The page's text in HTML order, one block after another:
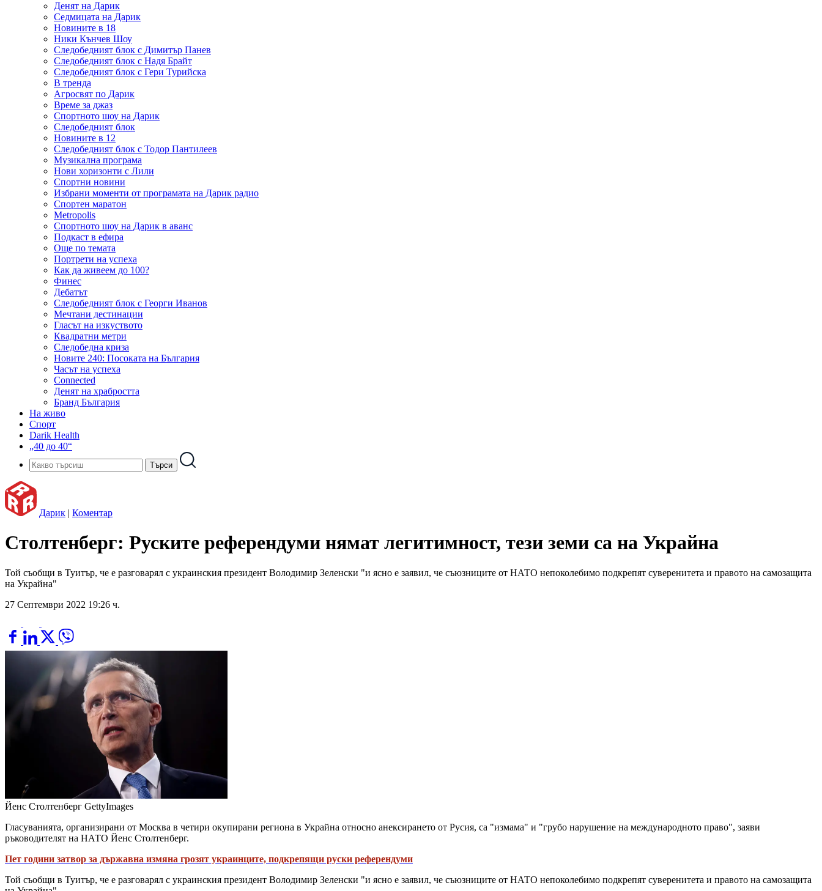
Денят на Дарик
Седмицата на Дарик
Новините в 18
Ники Кънчев Шоу
Следобедният блок с Димитър Панев
Следобедният блок с Надя Брайт
Следобедният блок с Гери Турийска
В тренда
Агросвят по Дарик
Време за джаз
Спортното шоу на Дарик
Следобедният блок
Новините в 12
Следобедният блок с Тодор Пантилеев
Музикална програма
Нови хоризонти с Лили
Спортни новини
Избрани моменти от програмата на Дарик радио
Спортен маратон
Metropolis
Спортното шоу на Дарик в аванс
Подкаст в ефира
Още по темата
Портрети на успеха
Как да живеем до 100?
Финес
Дебатът
Следобедният блок с Георги Иванов
Мечтани дестинации
Гласът на изкуството
Квадратни метри
Следобедна криза
Новите 240: Посоката на България
Часът на успеха
Connected
Денят на храбростта
Бранд България
На живо
Спорт
Darik Health
„40 до 40“
Дарик | Коментар
Столтенберг: Руските референдуми нямат легитимност, тези земи са на Украйна
Той съобщи в Туитър, че е разговарял с украинския президент Володимир Зеленски "и ясно е заявил, че съюзниците от НАТО непоколебимо подкрепят суверенитета и правото на самозащита
на Украйна"
27 Септември 2022 19:26 ч.
Йенс Столтенберг GettyImages
Гласуванията, организирани от Москва в четири окупирани региона в Украйна относно анексирането от Русия, са "измама" и "грубо нарушение на международното право", заяви
ръководителят на НАТО Йенс Столтенберг.
Пет години затвор за държавна измяна грозят украинците, подкрепящи руски референдуми
Той съобщи в Туитър, че е разговарял с украинския президент Володимир Зеленски "и ясно е заявил, че съюзниците от НАТО непоколебимо подкрепят суверенитета и правото на самозащита